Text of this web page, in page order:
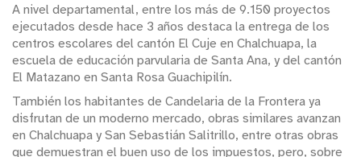
A nivel departamental, entre los más de 9.150 proyectos
ejecutados desde hace 3 años destaca la entrega de los
centros escolares del cantón El Cuje en Chalchuapa, la
escuela de educación parvularia de Santa Ana, y del cantón
El Matazano en Santa Rosa Guachipilín.
También los habitantes de Candelaria de la Frontera ya
disfrutan de un moderno mercado, obras similares avanzan
en Chalchuapa y San Sebastián Salitrillo, entre otras obras
que demuestran el buen uso de los impuestos, pero, sobre